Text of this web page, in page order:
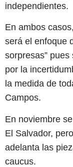
independientes.
En ambos
será el enfoque
sorpresas”
por la
la medida de
Campos.
En noviembre
El Salvador,
adelanta las
caucus.